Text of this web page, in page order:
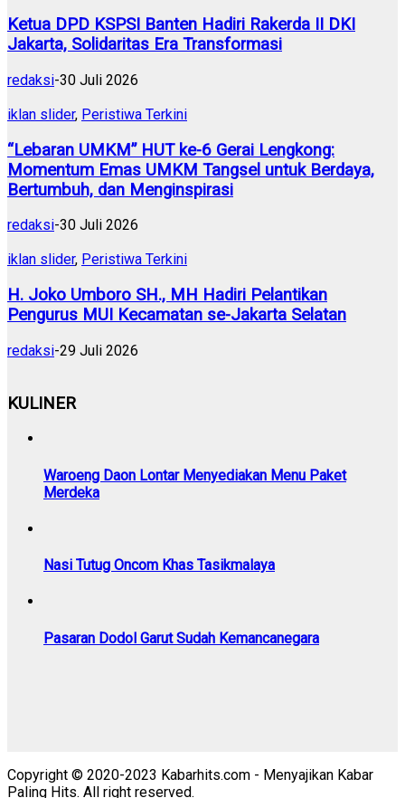
Ketua DPD KSPSI Banten Hadiri Rakerda II DKI
Jakarta, Solidaritas Era Transformasi
redaksi-30 Juli 2026
iklan slider, Peristiwa Terkini
“Lebaran UMKM” HUT ke-6 Gerai Lengkong:
Momentum Emas UMKM Tangsel untuk Berdaya,
Bertumbuh, dan Menginspirasi
redaksi-30 Juli 2026
iklan slider, Peristiwa Terkini
H. Joko Umboro SH., MH Hadiri Pelantikan
Pengurus MUI Kecamatan se-Jakarta Selatan
redaksi-29 Juli 2026
KULINER
Waroeng Daon Lontar Menyediakan Menu Paket
Merdeka
Nasi Tutug Oncom Khas Tasikmalaya
Pasaran Dodol Garut Sudah Kemancanegara
Copyright © 2020-2023 Kabarhits.com - Menyajikan Kabar
Paling Hits. All right reserved.